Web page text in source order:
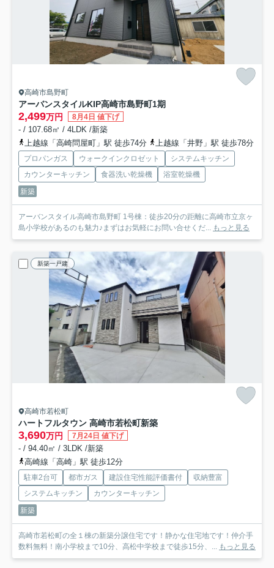
高崎市島野町
アーバンスタイルKIP高崎市島野町1期
2,499万円 8月4日 値下げ
- / 107.68㎡ / 4LDK /新築
上越線「高崎問屋町」駅 徒歩74分
上越線「井野」駅 徒歩78分
プロパンガス ウォークインクロゼット
システムキッチン
カウンターキッチン
食器洗い乾燥機
浴室乾燥機
新築
アーバンスタイル高崎市島野町 1号棟：徒歩20分の距離に高崎市立京ヶ
島小学校があるのも魅力♪まずはお気軽にお問い合せくだ...
もっと見る
新築一戸建
高崎市若松町
ハートフルタウン 高崎市若松町新築
3,690万円 7月24日 値下げ
- / 94.40㎡ / 3LDK /新築
高崎線「高崎」駅 徒歩12分
駐車2台可 都市ガス 建設住宅性能評価書付
収納豊富
システムキッチン
カウンターキッチン
新築
高崎市若松町の全１棟の新築分譲住宅です！静かな住宅地です！仲介手
数料無料！南小学校まで10分、高松中学校まで徒歩15分、... もっと見る